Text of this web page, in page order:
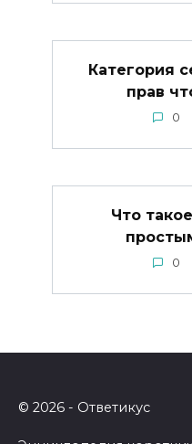
Категория
прав
0
Что
0
© 2026 - Ответикус